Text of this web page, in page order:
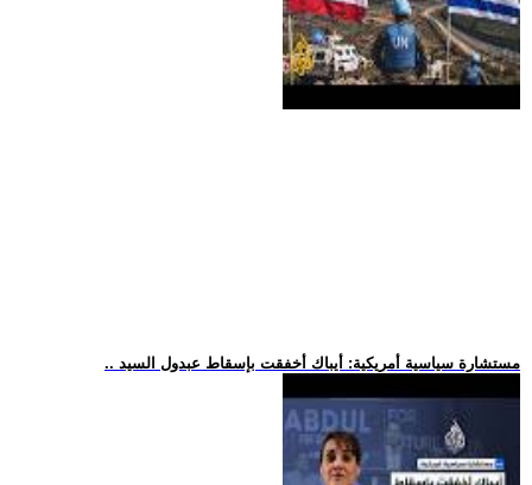
.. مستشارة سياسية أمريكية: أيباك أخفقت بإسقاط عبدول السيد